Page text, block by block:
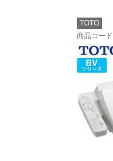
TOTO
商品コード